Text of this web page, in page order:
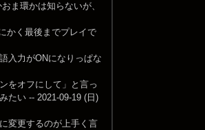
ま環かは知らないが、
かく最後までプレイで
入力がONになりっぱな
をオフにして」と言っ
たい -- 2021-09-19 (日)
変更するのが上手く言